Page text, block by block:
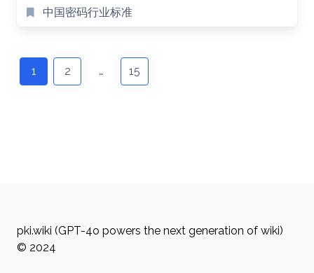
中国密码行业标准
navigation
1 2 … 15
pki.wiki (GPT-4o powers the next generation of wiki)
© 2024